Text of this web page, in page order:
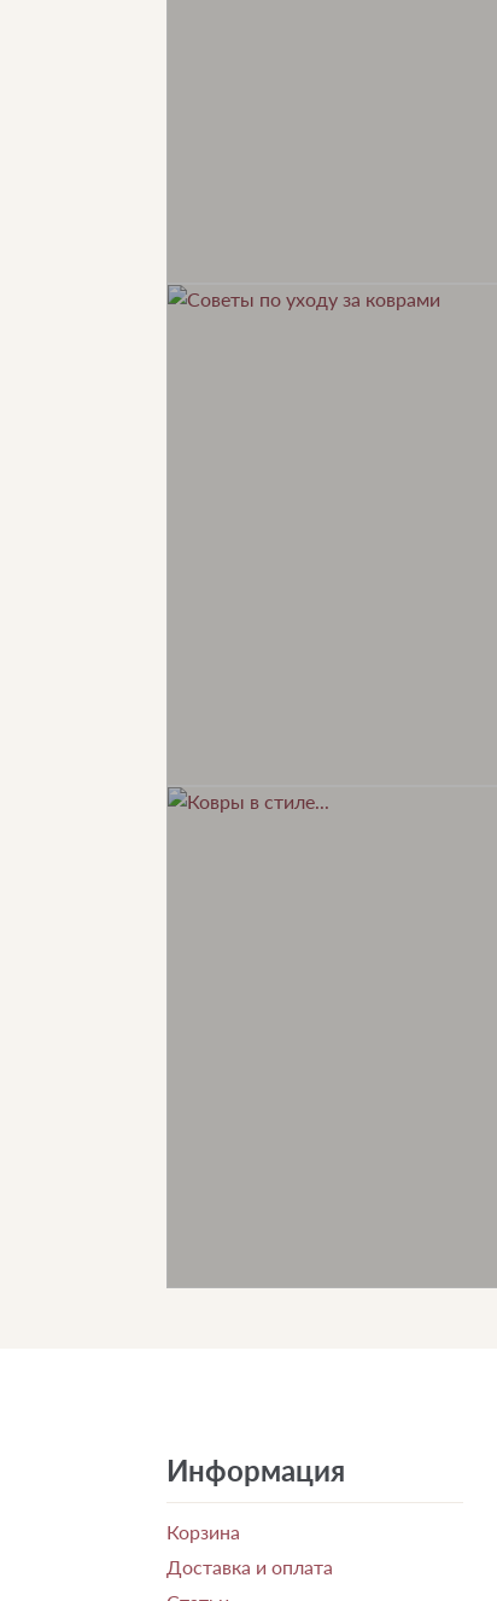
Информация
Корзина
Доставка и оплата